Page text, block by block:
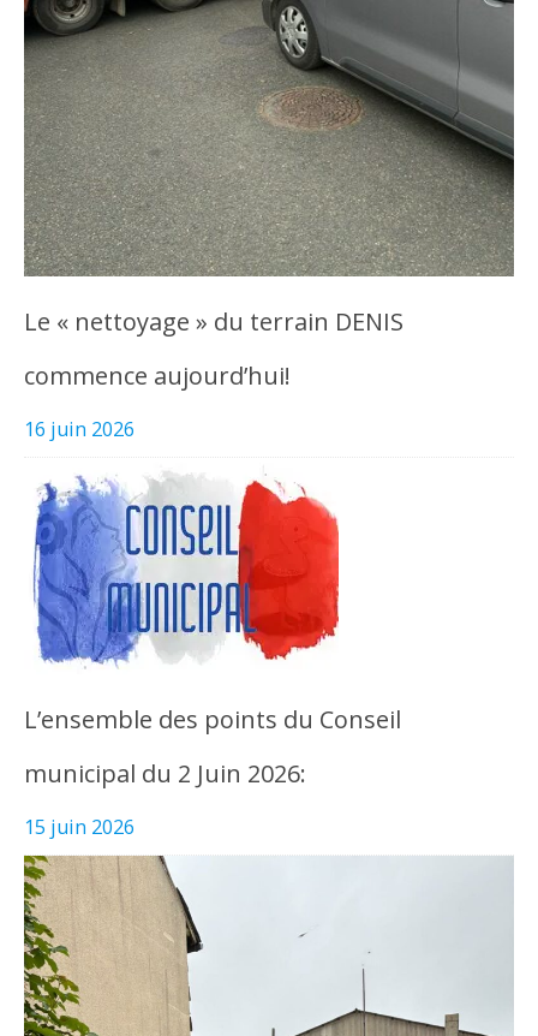
Le « nettoyage » du terrain DENIS
commence aujourd’hui!
16 juin 2026
L’ensemble des points du Conseil
municipal du 2 Juin 2026:
15 juin 2026